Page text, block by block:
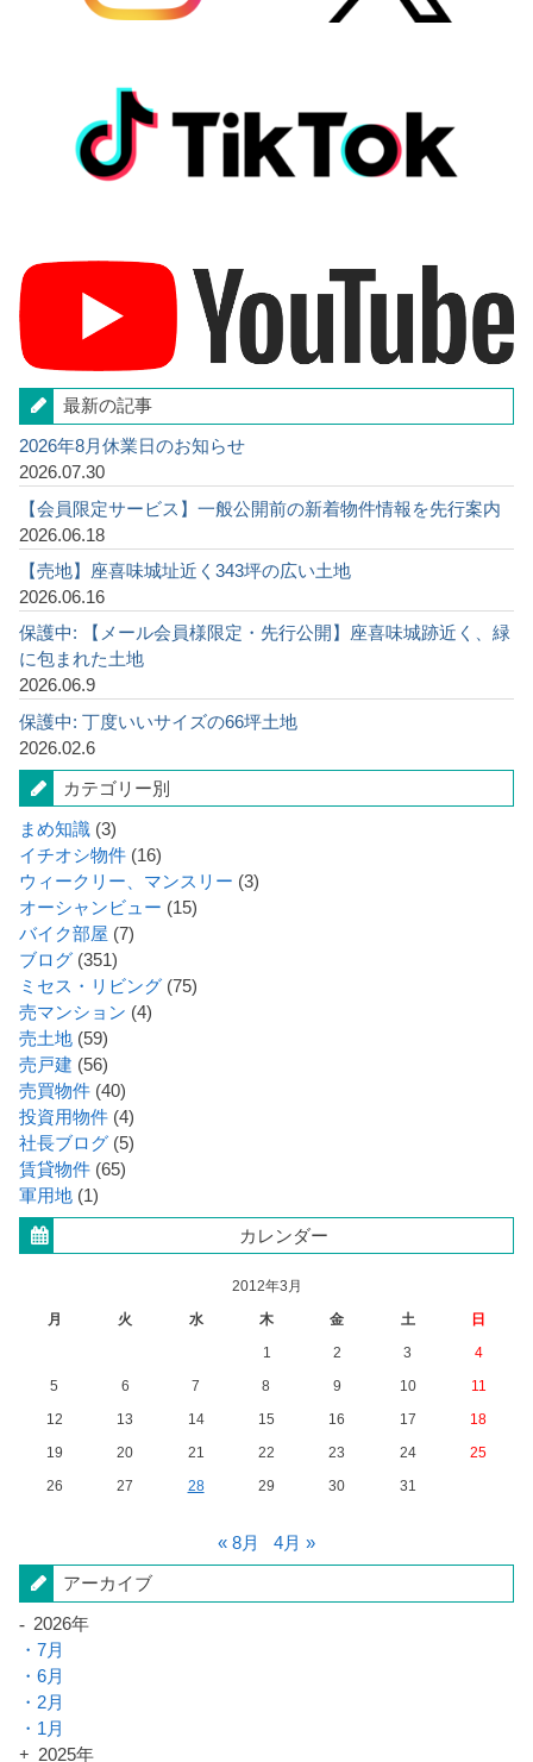
最新の記事
2026年8月休業日のお知らせ
2026.07.30
【会員限定サービス】一般公開前の新着物件情報を先行案内
2026.06.18
【売地】座喜味城址近く343坪の広い土地
2026.06.16
保護中: 【メール会員様限定・先行公開】座喜味城跡近く、緑
に包まれた土地
2026.06.9
保護中: 丁度いいサイズの66坪土地
2026.02.6
カテゴリー別
まめ知識 (3)
イチオシ物件 (16)
ウィークリー、マンスリー (3)
オーシャンビュー (15)
バイク部屋 (7)
ブログ (351)
ミセス・リビング (75)
売マンション (4)
売土地 (59)
売戸建 (56)
売買物件 (40)
投資用物件 (4)
社長ブログ (5)
賃貸物件 (65)
軍用地 (1)
カレンダー
2012年3月
月
火 水 木 金 土
日
1
2 3
4
5
6 7 8 9 10
11
12
13 14 15 16 17
18
19
20 21 22 23 24
25
26
27 28 29 30 31
« 8月 4月 »
アーカイブ
2026年
7月
6月
2月
1月
2025年